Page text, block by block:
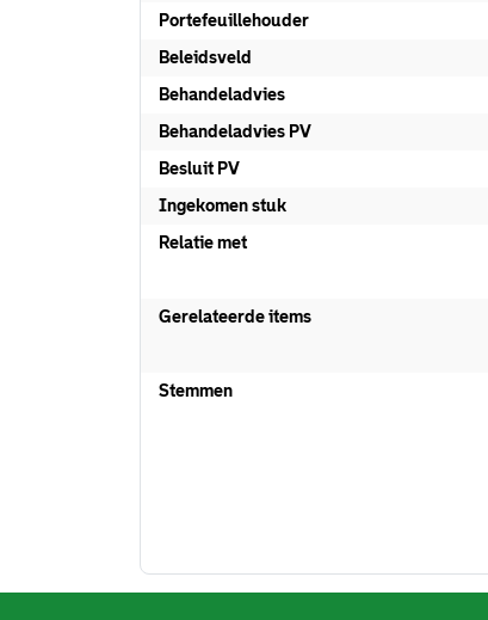
Portefeuillehouder
Beleidsveld
Behandeladvies
Behandeladvies PV
Besluit PV
Ingekomen stuk
Relatie met
Gerelateerde items
Stemmen